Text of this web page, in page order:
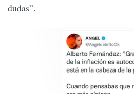
dudas”.